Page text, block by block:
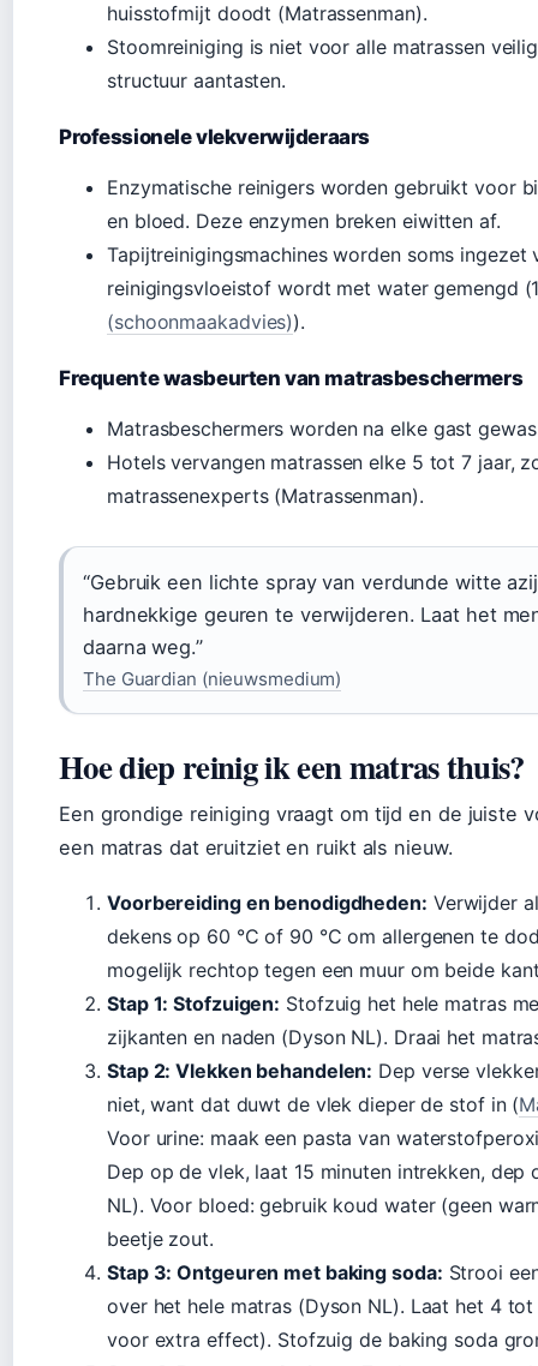
huisstofmijt doodt (Matrassenman).
Stoomreiniging is niet voor alle matrassen
structuur aantasten.
Professionele vlekverwijderaars
Enzymatische reinigers worden gebruikt voor
en bloed. Deze enzymen breken eiwitten af.
Tapijtreinigingsmachines worden soms
reinigingsvloeistof wordt met water gemengd
(schoonmaakadvies)).
Frequente wasbeurten van matrasbeschermers
Matrasbeschermers worden na elke gast
Hotels vervangen matrassen elke 5 tot 7 jaar,
matrassenexperts (Matrassenman).
“Gebruik een lichte spray van verdunde witte
hardnekkige geuren te verwijderen. Laat het
daarna weg.”
The Guardian (nieuwsmedium)
Hoe diep reinig ik een matras thuis?
Een grondige reiniging vraagt om tijd en de juiste
een matras dat eruitziet en ruikt als nieuw.
Voorbereiding en benodigdheden: Verwijder
dekens op 60 °C of 90 °C om allergenen te
mogelijk rechtop tegen een muur om beide
Stap 1: Stofzuigen: Stofzuig het hele matras
zijkanten en naden (Dyson NL). Draai het
Stap 2: Vlekken behandelen: Dep verse
niet, want dat duwt de vlek dieper de stof in (
Voor urine: maak een pasta van
Dep op de vlek, laat 15 minuten intrekken,
NL). Voor bloed: gebruik koud water (geen
beetje zout.
Stap 3: Ontgeuren met baking soda: Strooi
over het hele matras (Dyson NL). Laat het 4
voor extra effect). Stofzuig de baking soda